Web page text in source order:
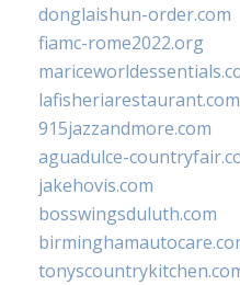
donglaishun-order.com
fiamc-rome2022.org
lafisheriarestaurant.com
915jazzandmore.com
aguadulce-
jakehovis.com
bosswingsduluth.com